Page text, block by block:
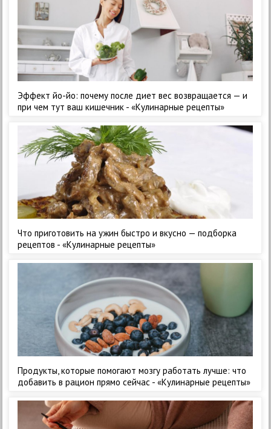
Эффект йо-йо: почему после диет вес возвращается — и
при чем тут ваш кишечник - «Кулинарные рецепты»
Что приготовить на ужин быстро и вкусно — подборка
рецептов - «Кулинарные рецепты»
Продукты, которые помогают мозгу работать лучше: что
добавить в рацион прямо сейчас - «Кулинарные рецепты»